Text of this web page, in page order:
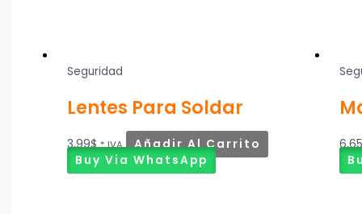
Seguridad
Lentes Para Soldar
3,99$ * IVA
Añadir Al Carrito
Buy Via WhatsApp